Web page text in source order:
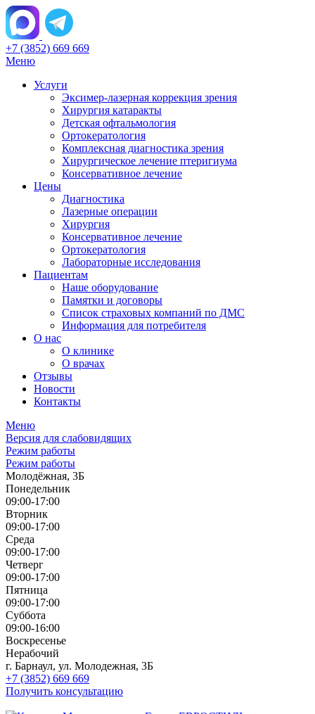
+7 (3852) 669 669
Меню
Услуги
Эксимер-лазерная коррекция зрения
Хирургия катаракты
Детская офтальмология
Ортокератология
Комплексная диагностика зрения
Хирургическое лечение птеригиума
Консервативное лечение
Цены
Диагностика
Лазерные операции
Хирургия
Консервативное лечение
Ортокератология
Лабораторные исследования
Пациентам
Наше оборудование
Памятки и договоры
Список страховых компаний по ДМС
Информация для потребителя
О нас
О клинике
О врачах
Отзывы
Новости
Контакты
Меню
Версия для слабовидящих
Режим работы
Режим работы
Молодёжная, 3Б
Понедельник
09:00-17:00
Вторник
09:00-17:00
Среда
09:00-17:00
Четверг
09:00-17:00
Пятница
09:00-17:00
Суббота
09:00-16:00
Воскресенье
Нерабочий
г. Барнаул, ул. Молодежная, 3Б
+7 (3852) 669 669
Получить консультацию